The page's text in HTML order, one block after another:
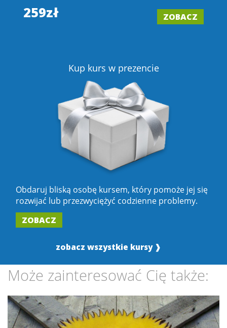
259zł ZOBACZ
Kup kurs w prezencie
Obdaruj bliską osobę kursem, który pomoże jej się
rozwijać lub przezwyciężyć codzienne problemy.
ZOBACZ
zobacz wszystkie kursy ❱
Może zainteresować Cię także: